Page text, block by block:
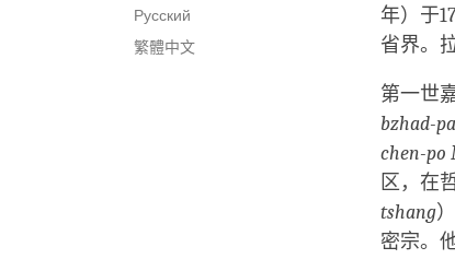
Русский
繁體中文
年）于
省界。
第一世
bzhad-
chen-po
区，在
tshang
密宗。